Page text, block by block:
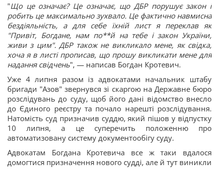
"Що це означає? Це означає, що ДБР порушує закон і
робить це максимально зухвало. Це фактично навмисна
бездіяльність, а для себе їхній лист я переклав як
"Привіт, Богдане, нам по**й на тебе і закон України,
живи з цим". ДБР також не викликало мене, як свідка,
хоча я в листі прописав, що прошу викликати мене для
надання свідчень", — написав Богдан Кротевич.
Уже 4 липня разом із адвокатами начальник штабу
бригади "Азов" звернувся зі скаргою на Державне бюро
розслідувань до суду, щоб його дані відомство внесло
до Єдиного реєстру та почало нарешті розслідування.
Натомість суд призначив суддю, який пішов у відпустку
10 липня, а це суперечить положенню про
автоматизовану систему документообігу суду.
Адвокатам Богдана Кротевича все ж таки вдалося
домогтися призначення нового судді, але й тут виникли